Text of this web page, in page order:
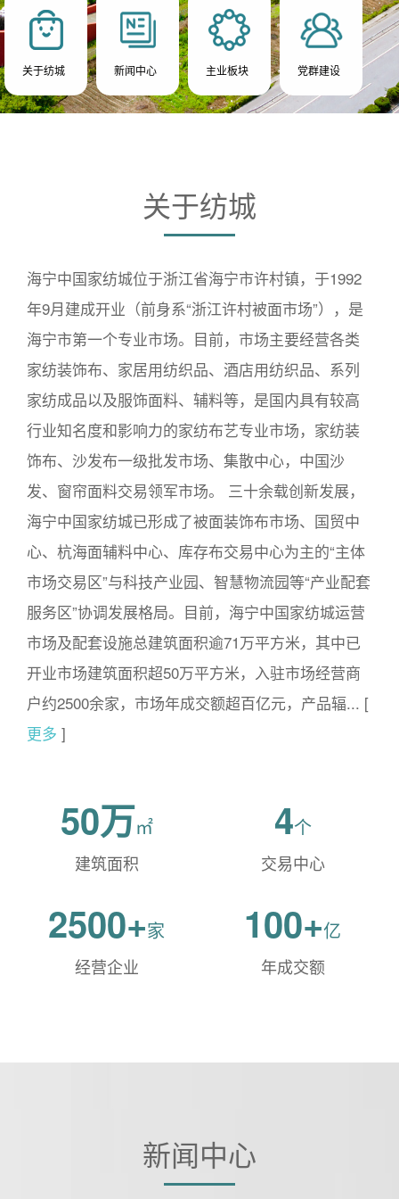
关于纺城 新闻中心 主业板块 党群建设
关于纺城
海宁中国家纺城位于浙江省海宁市许村镇，于1992
年9月建成开业（前身系“浙江许村被面市场”），是
海宁市第一个专业市场。目前，市场主要经营各类
家纺装饰布、家居用纺织品、酒店用纺织品、系列
家纺成品以及服饰面料、辅料等，是国内具有较高
行业知名度和影响力的家纺布艺专业市场，家纺装
饰布、沙发布一级批发市场、集散中心，中国沙
发、窗帘面料交易领军市场。 三十余载创新发展，
海宁中国家纺城已形成了被面装饰布市场、国贸中
心、杭海面辅料中心、库存布交易中心为主的“主体
市场交易区”与科技产业园、智慧物流园等“产业配套
服务区”协调发展格局。目前，海宁中国家纺城运营
市场及配套设施总建筑面积逾71万平方米，其中已
开业市场建筑面积超50万平方米，入驻市场经营商
户约2500余家，市场年成交额超百亿元，产品辐... [
更多 ]
50万㎡
建筑面积
4个
交易中心
2500+家
经营企业
100+亿
年成交额
新闻中心